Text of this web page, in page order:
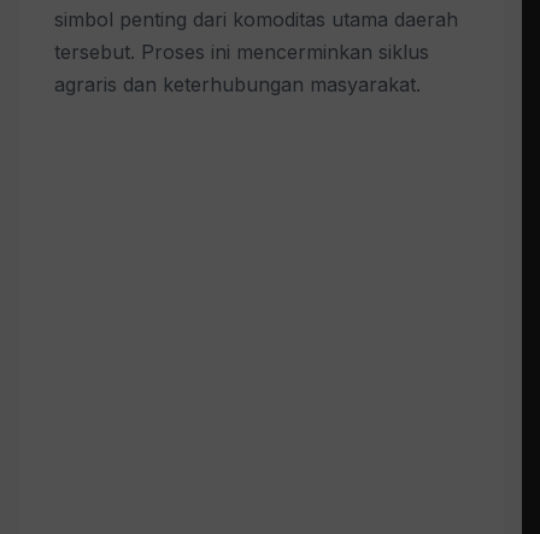
simbol penting dari komoditas utama daerah
tersebut. Proses ini mencerminkan siklus
agraris dan keterhubungan masyarakat.